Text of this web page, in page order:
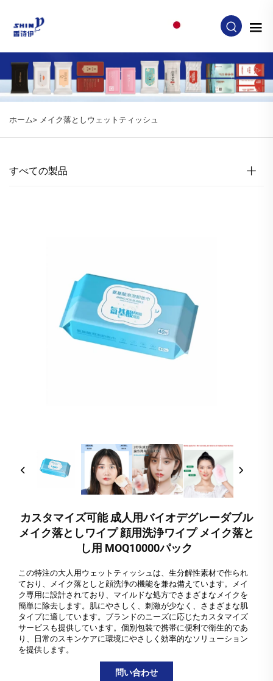
ホーム> メイク落としウェットティッシュ
すべての製品
カスタマイズ可能 成人用バイオデグレーダブル
メイク落としワイプ 顔用洗浄ワイプ メイク落と
し用 MOQ10000パック
この特注の大人用ウェットティッシュは、生分解性素材で作られ
ており、メイク落としと顔洗浄の機能を兼ね備えています。メイ
ク専用に設計されており、マイルドな処方でさまざまなメイクを
簡単に除去します。肌にやさしく、刺激が少なく、さまざまな肌
タイプに適しています。ブランドのニーズに応じたカスタマイズ
サービスも提供しています。個別包装で携帯に便利で衛生的であ
り、日常のスキンケアに環境にやさしく効率的なソリューション
を提供します。
問い合わせ